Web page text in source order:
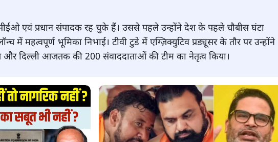
एवं प्रधान संपादक रह चुके हैं। उससे पहले उन्होंने देश के पहले चौबीस घंटा
में महत्वपूर्ण भूमिका निभाई। टीवी टुडे में एग्ज़िक्युटिव प्रड्यूसर के तौर पर उन्होंने
दिल्ली आजतक की 200 संवाददाताओं की टीम का नेतृत्व किया।